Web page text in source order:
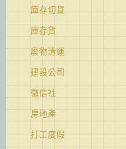
庫存切貨
庫存貨
廢物清運
建設公司
徵信社
房地產
打工度假